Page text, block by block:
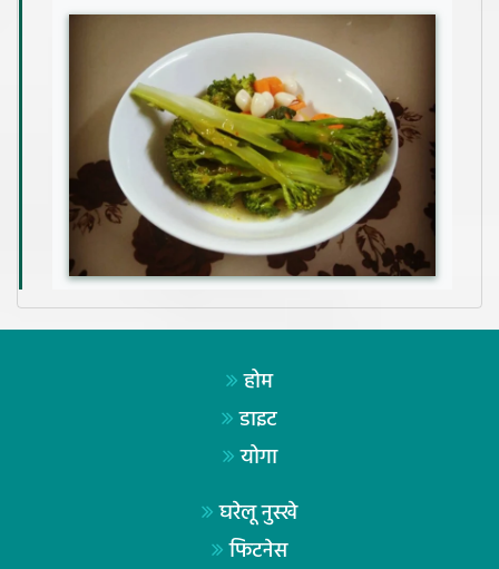
होम
डाइट
योगा
घरेलू नुस्खे
फिटनेस